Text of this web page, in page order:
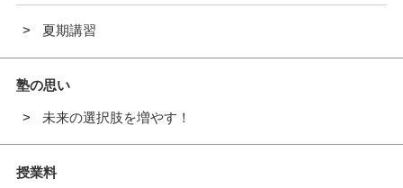
夏期講習
塾の思い
未来の選択肢を増やす！
授業料